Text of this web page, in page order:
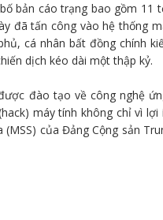
bản cáo trạng bao gồm 11
đã tấn công vào hệ thống
cá nhân bất đồng chính
dịch kéo dài một thập kỷ.
đào tạo về công nghệ
máy tính không chỉ vì
của Đảng Cộng sản